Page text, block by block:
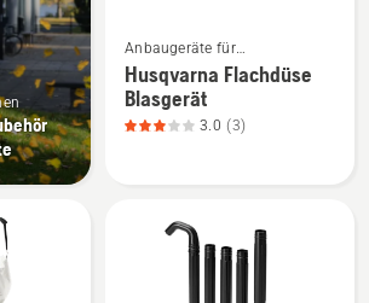
Details
zu
Husqvarna
Produktbewertung
Anbaugeräte für
Laubblasgeräte
Husqvarna Flachdüse
Blasgerät
3.0 (3)